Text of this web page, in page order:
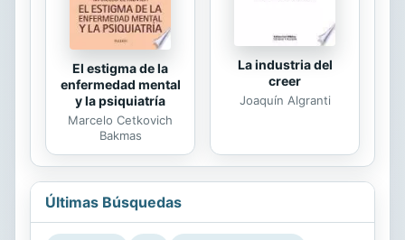
El estigma de la
enfermedad mental
y la psiquiatría
Marcelo Cetkovich
Bakmas
La industria del
creer
Joaquín Algranti
Últimas Búsquedas